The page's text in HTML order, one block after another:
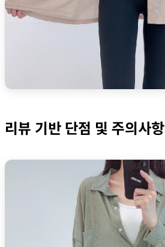
리뷰 기반 단점 및 주의사항